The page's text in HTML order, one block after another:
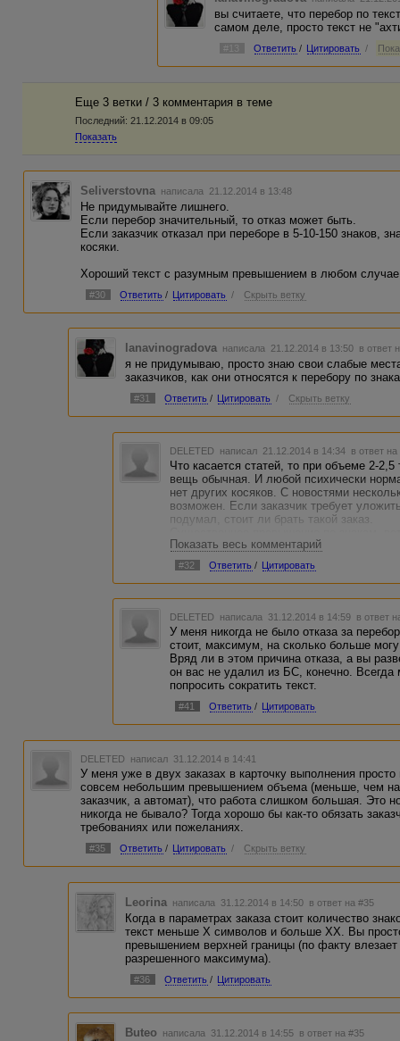
вы считаете, что перебор по
самом деле, просто текст не
#13 Ответить / Цитировать /
Еще 3 ветки / 3 комментария в темe
Последний: 21.12.2014 в 09:05
Показать
Seliverstovna написала 21.12.2014 в 13:48
Не придумывайте лишнего.
Если перебор значительный, то отказ может быть.
Если заказчик отказал при переборе в 5-10-150 знаков,
косяки.
Хороший текст с разумным превышением в любом случае
#30 Ответить / Цитировать / Скрыть ветку
lanavinogradova написала 21.12.2014 в 13:50 в ответ
я не придумываю, просто знаю свои слабые
заказчиков, как они относятся к перебору по
#31 Ответить / Цитировать / Скрыть ветку
DELETED написал 21.12.2014 в 14:34 в ответ
Что касается статей, то при объеме 2-
вещь обычная. И любой психически
нет других косяков. С новостями
возможен. Если заказчик требует
подумал, стоит ли брать такой заказ.
Заказчику придется переделывать текст
исполнение. Представьте, что Вам
ограничено, а Вам, вместо нужных 2
лезет, рушится верста, надо
месте заказчика?
Показать весь комментарий
#32 Ответить / Цитировать
DELETED написала 31.12.2014 в 14:59 в ответ
У меня никогда не было отказа за
стоит, максимум, на сколько больше
Вряд ли в этом причина отказа, а вы
он вас не удалил из БС, конечно. Всегда
попросить сократить текст.
#41 Ответить / Цитировать
DELETED написал 31.12.2014 в 14:41
У меня уже в двух заказах в карточку выполнения
совсем небольшим превышением объема (меньше, чем
заказчик, а автомат), что работа слишком большая. Это
никогда не бывало? Тогда хорошо бы как-то обязать
требованиях или пожеланиях.
#35 Ответить / Цитировать / Скрыть ветку
Leorina написала 31.12.2014 в 14:50 в ответ на #35
Когда в параметрах заказа стоит количество
текст меньше Х символов и больше ХХ. Вы
превышением верхней границы (по факту
разрешенного максимума).
#36 Ответить / Цитировать
Buteo написала 31.12.2014 в 14:55 в ответ на #35